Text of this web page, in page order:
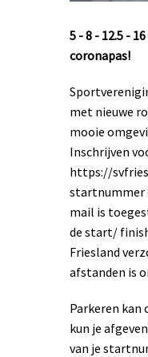
5 - 8 - 12.5 -
coronapas!
met nieuwe
mooie
Inschrijven
https://
startnummer
mail is
de start/
Friesland
afstanden is
Parkeren kan
kun je
van je